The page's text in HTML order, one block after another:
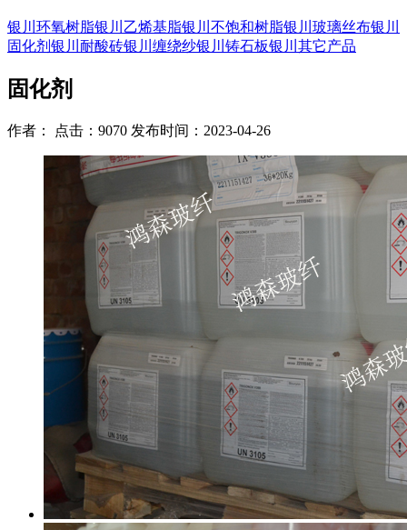
银川环氧树脂银川乙烯基脂银川不饱和树脂银川玻璃丝布银川
固化剂 银川耐酸砖银川缠绕纱银川铸石板银川其它产品
固化剂
作者： 点击：9070 发布时间：2023-04-26